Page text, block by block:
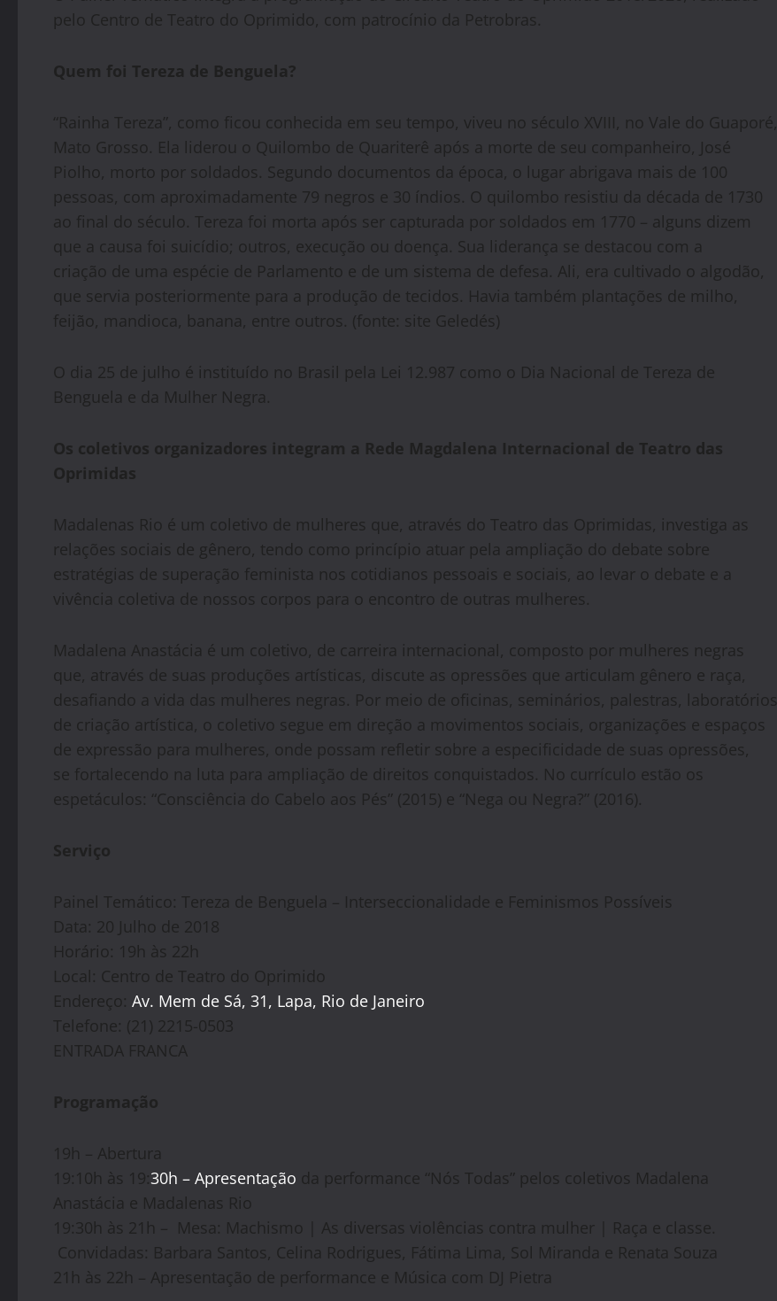
pelo Centro de Teatro do Oprimido, com patrocínio da Petrobras.
Quem foi Tereza de Benguela?
“Rainha Tereza”, como ficou conhecida em seu tempo, viveu no século XVIII, no Vale do Guaporé,
Mato Grosso. Ela liderou o Quilombo de Quariterê após a morte de seu companheiro, José
Piolho, morto por soldados. Segundo documentos da época, o lugar abrigava mais de 100
pessoas, com aproximadamente 79 negros e 30 índios. O quilombo resistiu da década de 1730
ao final do século. Tereza foi morta após ser capturada por soldados em 1770 – alguns dizem
que a causa foi suicídio; outros, execução ou doença. Sua liderança se destacou com a
criação de uma espécie de Parlamento e de um sistema de defesa. Ali, era cultivado o algodão,
que servia posteriormente para a produção de tecidos. Havia também plantações de milho,
feijão, mandioca, banana, entre outros. (fonte: site Geledés)
O dia 25 de julho é instituído no Brasil pela Lei 12.987 como o Dia Nacional de Tereza de
Benguela e da Mulher Negra.
Os coletivos organizadores integram a Rede Magdalena Internacional de Teatro das
Oprimidas
Madalenas Rio é um coletivo de mulheres que, através do Teatro das Oprimidas, investiga as
relações sociais de gênero, tendo como princípio atuar pela ampliação do debate sobre
estratégias de superação feminista nos cotidianos pessoais e sociais, ao levar o debate e a
vivência coletiva de nossos corpos para o encontro de outras mulheres.
Madalena Anastácia é um coletivo, de carreira internacional, composto por mulheres negras
que, através de suas produções artísticas, discute as opressões que articulam gênero e raça,
desafiando a vida das mulheres negras. Por meio de oficinas, seminários, palestras, laboratórios
de criação artística, o coletivo segue em direção a movimentos sociais, organizações e espaços
de expressão para mulheres, onde possam refletir sobre a especificidade de suas opressões,
se fortalecendo na luta para ampliação de direitos conquistados. No currículo estão os
espetáculos: “Consciência do Cabelo aos Pés” (2015) e “Nega ou Negra?” (2016).
Serviço
Painel Temático: Tereza de Benguela – Interseccionalidade e Feminismos Possíveis
Data: 20 Julho de 2018
Horário: 19h às 22h
Local: Centro de Teatro do Oprimido
Endereço: Av. Mem de Sá, 31, Lapa, Rio de Janeiro
Telefone: (21) 2215-0503
ENTRADA FRANCA
Programação
19h – Abertura
19:10h às 19:30h – Apresentação da performance “Nós Todas” pelos coletivos Madalena
Anastácia e Madalenas Rio
19:30h às 21h – Mesa: Machismo | As diversas violências contra mulher | Raça e classe.
Convidadas: Barbara Santos, Celina Rodrigues, Fátima Lima, Sol Miranda e Renata Souza
21h às 22h – Apresentação de performance e Música com DJ Pietra